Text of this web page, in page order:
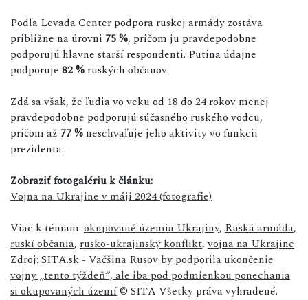
Podľa Levada Center podpora ruskej armády zostáva
približne na úrovni 75 %, pričom ju pravdepodobne
podporujú hlavne starší respondenti. Putina údajne
podporuje 82 % ruských občanov.
Zdá sa však, že ľudia vo veku od 18 do 24 rokov menej
pravdepodobne podporujú súčasného ruského vodcu,
pričom až 77 % neschvaľuje jeho aktivity vo funkcii
prezidenta.
Zobraziť fotogalériu k článku:
Vojna na Ukrajine v máji 2024 (fotografie)
Viac k témam: okupované územia Ukrajiny, Ruská armáda,
ruskí občania, rusko-ukrajinský konflikt,vojna na Ukrajine
Zdroj: SITA.sk - Väčšina Rusov by podporila ukončenie
vojny „tento týždeň“, ale iba pod podmienkou ponechania
si okupovaných území© SITA Všetky práva vyhradené.